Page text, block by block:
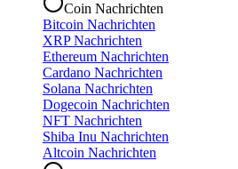
Coin Nachrichten
Bitcoin Nachrichten
XRP Nachrichten
Ethereum Nachrichten
Cardano Nachrichten
Solana Nachrichten
Dogecoin Nachrichten
NFT Nachrichten
Shiba Inu Nachrichten
Altcoin Nachrichten